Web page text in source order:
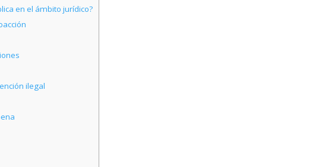
en el ámbito jurídico?
ilegal